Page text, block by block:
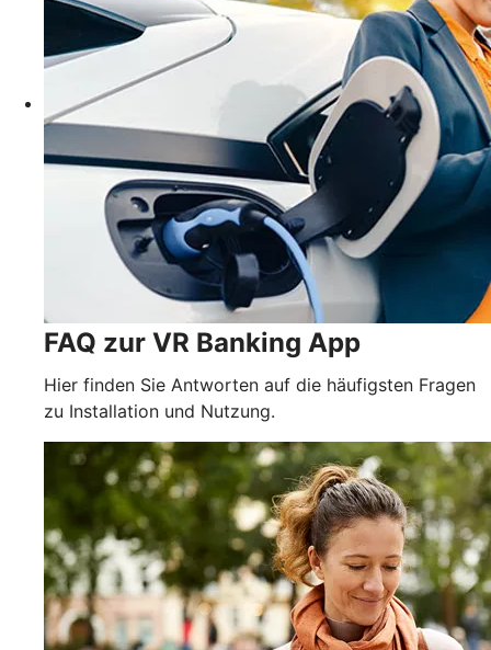
FAQ zur VR Banking App
Hier finden Sie Antworten auf die häufigsten Fragen
zu Installation und Nutzung.